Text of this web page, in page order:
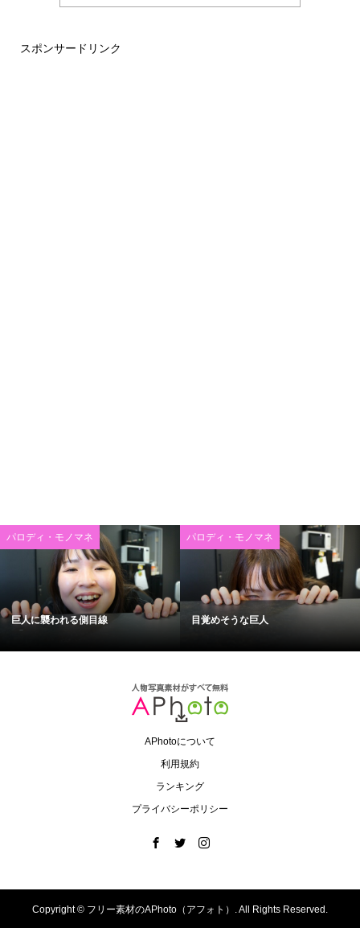
スポンサードリンク
パロディ・モノマネ
巨人に襲われる側目線
パロディ・モノマネ
目覚めそうな巨人
APhotoについて
利用規約
ランキング
プライバシーポリシー
Copyright © フリー素材のAPhoto（アフォト）. All Rights Reserved.